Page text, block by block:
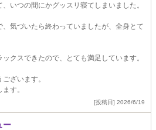
いつの間にかグッスリ寝てしまいました。
気づいたら終わっていましたが、全身とて
クスできたので、とても満足しています。
ざいます。
す。
[投稿日] 2026/6/19
ー